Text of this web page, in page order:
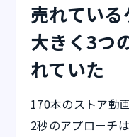
売れてい
大きく3つ
れていた
170本のストア動
2秒のアプローチ